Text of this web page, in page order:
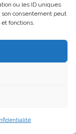
ou les ID uniques
son consentement peut
fonctions.